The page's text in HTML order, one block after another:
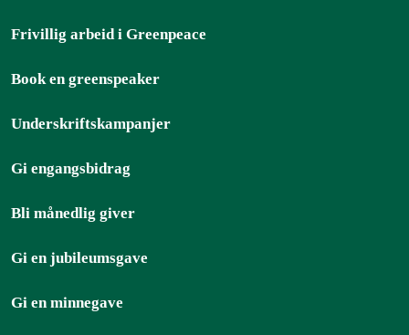
Frivillig arbeid i Greenpeace
Book en greenspeaker
Underskriftskampanjer
Gi engangsbidrag
Bli månedlig giver
Gi en jubileumsgave
Gi en minnegave